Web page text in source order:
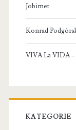
Jobimet
Konrad
VIVA La VIDA –
KATEGORIE